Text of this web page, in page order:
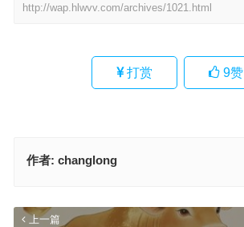
http://wap.hlwvv.com/archives/1021.html
打赏 9赞
作者: changlong
上一篇